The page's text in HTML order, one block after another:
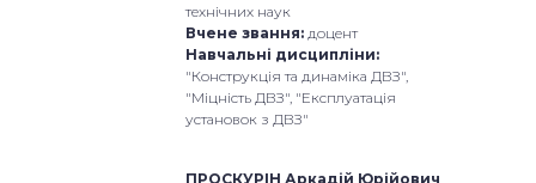
технічних наук
Вчене звання: доцент
Навчальні дисципліни:
"Конструкція та динаміка ДВЗ",
"Міцність ДВЗ", "Експлуатація
установок з ДВЗ"
ПРОСКУРІН Аркадій Юрійович